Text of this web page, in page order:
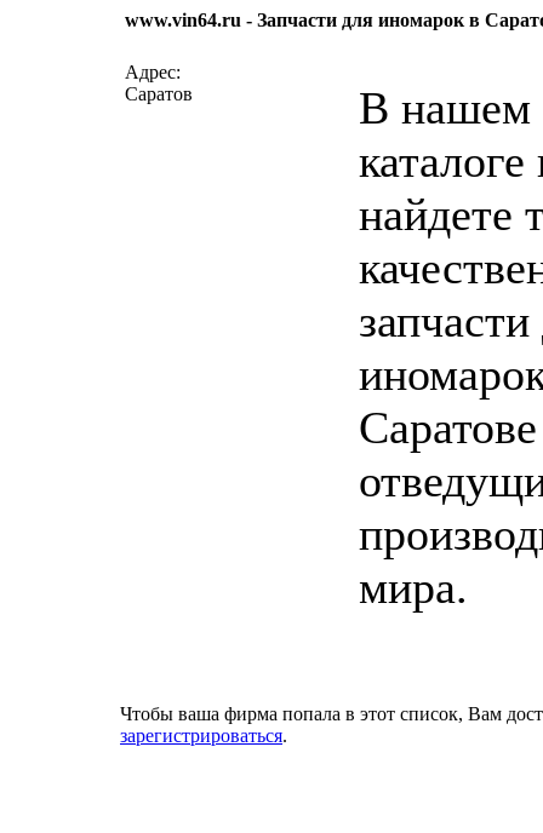
www.vin64.ru - Запчасти для иномарок в
Адрес:
Саратов
В нашем
найдете
Саратове
мира.
Чтобы ваша фирма попала в этот список, Вам
зарегистрироваться.